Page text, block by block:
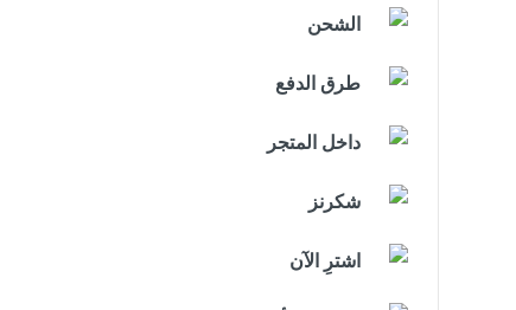
الشحن
طرق الدفع
داخل المتجر
شكرنز
اشترِ الآن